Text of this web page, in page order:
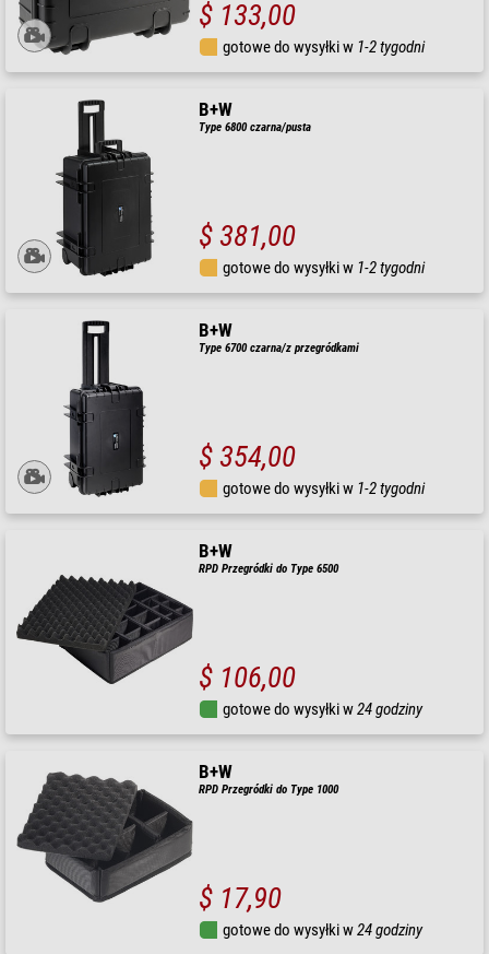
$ 133,00
gotowe do wysyłki w 1-2 tygodni
B+W
Type 6800 czarna/pusta
$ 381,00
gotowe do wysyłki w 1-2 tygodni
B+W
Type 6700 czarna/z przegródkami
$ 354,00
gotowe do wysyłki w 1-2 tygodni
B+W
RPD Przegródki do Type 6500
$ 106,00
gotowe do wysyłki w24 godziny
B+W
RPD Przegródki do Type 1000
$ 17,90
gotowe do wysyłki w24 godziny